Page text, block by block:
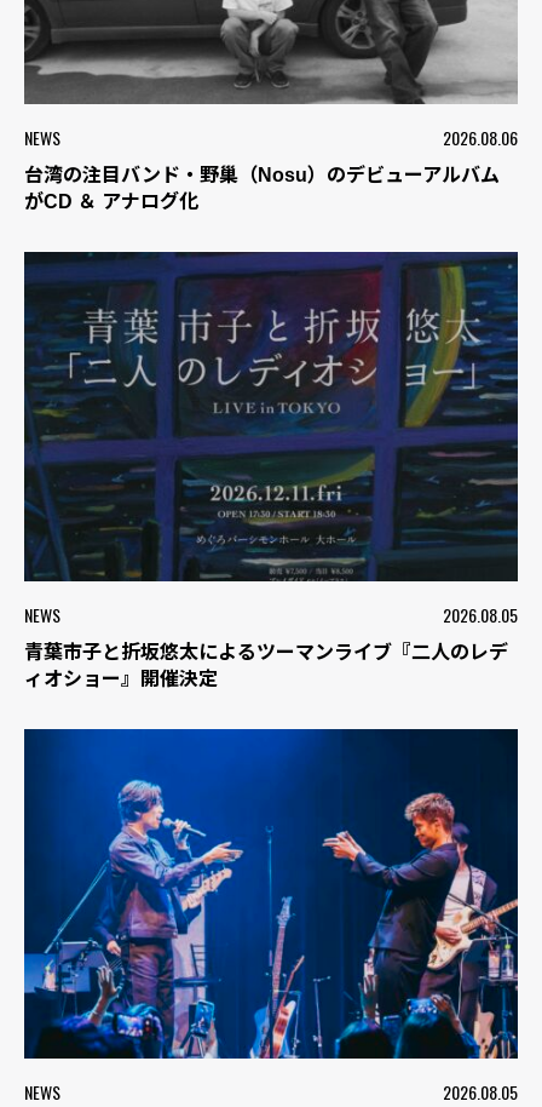
NEWS 2026.08.06
台湾の注目バンド・野巢（Nosu）のデビューアルバム
がCD ＆ アナログ化
NEWS 2026.08.05
青葉市子と折坂悠太によるツーマンライブ『二人のレデ
ィオショー』開催決定
NEWS 2026.08.05